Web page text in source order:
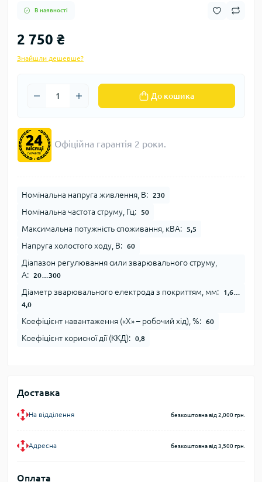
В наявності
2 750 ₴
Знайшли дешевше?
До кошика
Офіційна гарантія 2 роки.
Номінальна напруга живлення, В: 230
Номінальна частота струму, Гц: 50
Максимальна потужність споживання, кВА: 5,5
Напруга холостого ходу, В: 60
Діапазон регулювання сили зварювального струму,
А:
20…300
Діаметр зварювального електрода з покриттям, мм:
1,6…
4,0
Коефіцієнт навантаження («Х» – робочий хід), %: 60
Коефіцієнт корисної дії (ККД): 0,8
Доставка
На відділення безкоштовна від 2,000 грн.
Адресна безкоштовна від 3,500 грн.
Оплата